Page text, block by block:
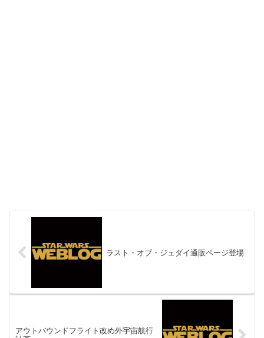
ラスト・オブ・ジェダイ通販ページ登場
アウトバウンドフライト改め外宇宙航行